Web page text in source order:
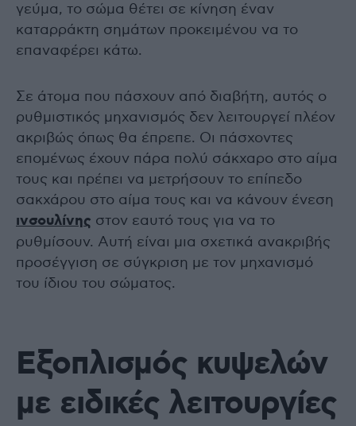
γεύμα, το σώμα θέτει σε κίνηση έναν
καταρράκτη σημάτων προκειμένου να το
επαναφέρει κάτω.
Σε άτομα που πάσχουν από διαβήτη, αυτός ο
ρυθμιστικός μηχανισμός δεν λειτουργεί πλέον
ακριβώς όπως θα έπρεπε. Οι πάσχοντες
επομένως έχουν πάρα πολύ σάκχαρο στο αίμα
τους και πρέπει να μετρήσουν το επίπεδο
σακχάρου στο αίμα τους και να κάνουν ένεση
ινσουλίνης στον εαυτό τους για να το
ρυθμίσουν. Αυτή είναι μια σχετικά ανακριβής
προσέγγιση σε σύγκριση με τον μηχανισμό
του ίδιου του σώματος.
Εξοπλισμός κυψελών
με ειδικές λειτουργίες